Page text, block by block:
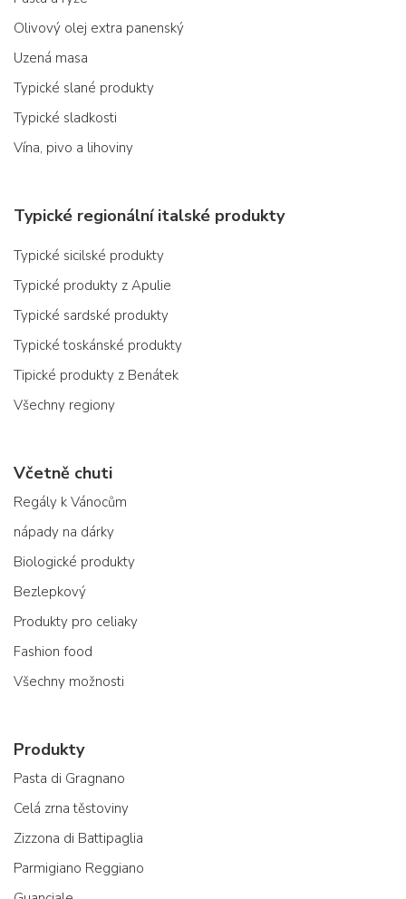
Olivový olej extra panenský
Uzená masa
Typické slané produkty
Typické sladkosti
Vína, pivo a lihoviny
Typické regionální italské produkty
Typické sicilské produkty
Typické produkty z Apulie
Typické sardské produkty
Typické toskánské produkty
Tipické produkty z Benátek
Všechny regiony
Včetně chuti
Regály k Vánocům
nápady na dárky
Biologické produkty
Bezlepkový
Produkty pro celiaky
Fashion food
Všechny možnosti
Produkty
Pasta di Gragnano
Celá zrna těstoviny
Zizzona di Battipaglia
Parmigiano Reggiano